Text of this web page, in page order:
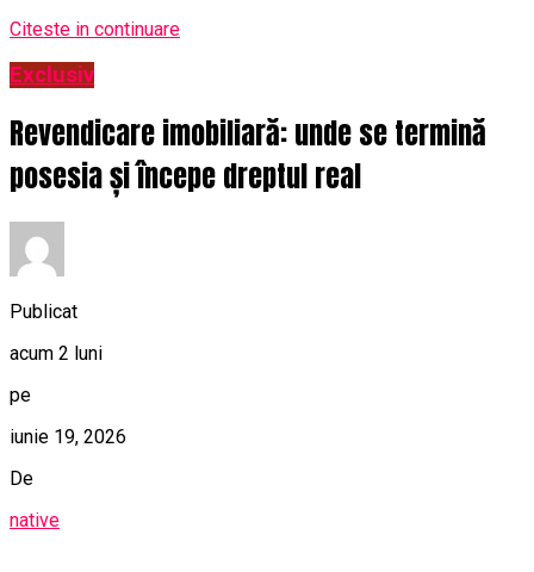
Citeste in continuare
Exclusiv
Revendicare imobiliară: unde se termină
posesia și începe dreptul real
Publicat
acum 2 luni
pe
iunie 19, 2026
De
native